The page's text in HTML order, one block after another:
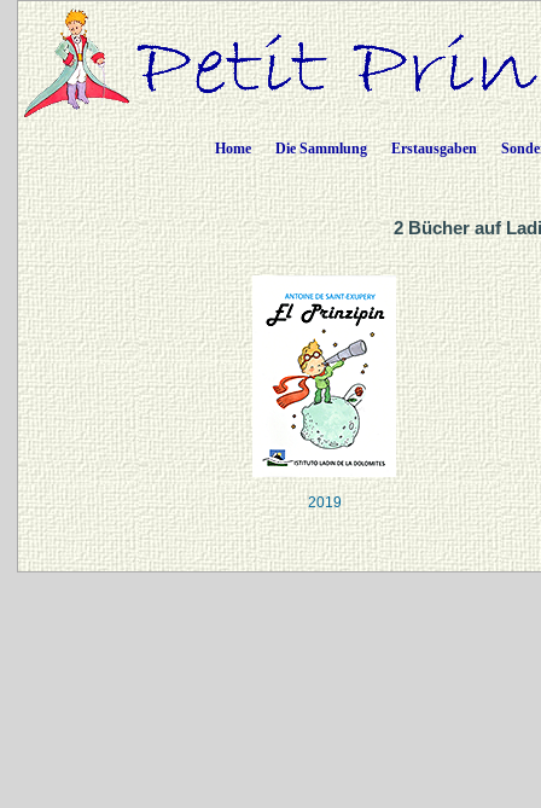
Home Die Sammlung Erstausgaben
2 Bücher auf
2019